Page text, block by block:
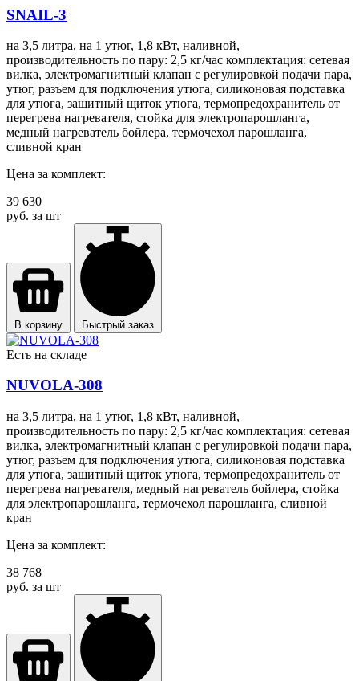
SNAIL-3
на 3,5 литра, на 1 утюг, 1,8 кВт, наливной,
производительность по пару: 2,5 кг/час комплектация: сетевая
вилка, электромагнитный клапан с регулировкой подачи пара,
утюг, разъем для подключения утюга, силиконовая подставка
для утюга, защитный щиток утюга, термопредохранитель от
перегрева нагревателя, стойка для электропарошланга,
медный нагреватель бойлера, термочехол парошланга,
сливной кран
Цена за комплект:
39 630
руб. за шт
В корзину Быстрый заказ
Есть на складе
NUVOLA-308
на 3,5 литра, на 1 утюг, 1,8 кВт, наливной,
производительность по пару: 2,5 кг/час комплектация: сетевая
вилка, электромагнитный клапан с регулировкой подачи пара,
утюг, разъем для подключения утюга, силиконовая подставка
для утюга, защитный щиток утюга, термопредохранитель от
перегрева нагревателя, медный нагреватель бойлера, стойка
для электропарошланга, термочехол парошланга, сливной
кран
Цена за комплект:
38 768
руб. за шт